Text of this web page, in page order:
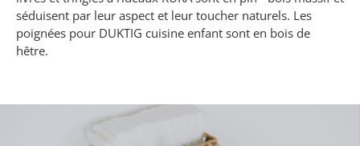
séduisent par leur aspect et leur toucher naturels. Les
poignées pour DUKTIG cuisine enfant sont en bois de
hêtre.